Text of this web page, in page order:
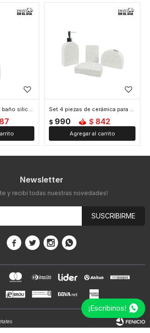
Escobilla cepillo de baño silicona con soporte - Blanco Set 4 piezas de cerámica para baño - Blanco
$ 990 $ 842
Newsletter
y recibí todas nuestras novedades!
SUSCRIBIRME
   
¡Escribinos!